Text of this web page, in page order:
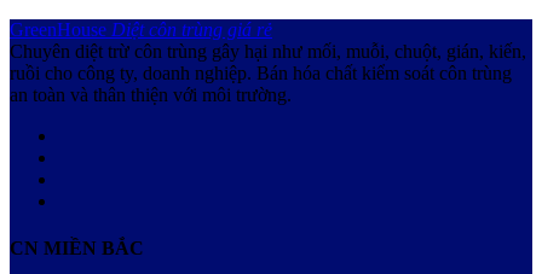
GreenHouse Diệt côn trùng giá rẻ
Chuyên diệt trừ côn trùng gây hại như mối, muỗi, chuột, gián, kiến,
ruồi cho công ty, doanh nghiệp. Bán hóa chất kiểm soát côn trùng
an toàn và thân thiện với môi trường.
CN MIỀN BẮC